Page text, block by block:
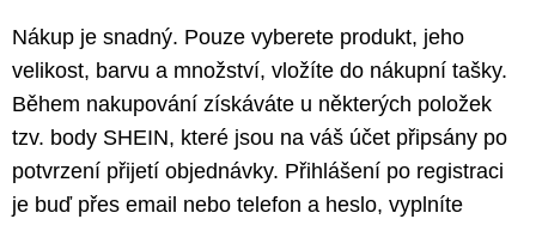
Nákup je snadný. Pouze vyberete produkt, jeho
velikost, barvu a množství, vložíte do nákupní tašky.
Během nakupování získáváte u některých položek
tzv. body SHEIN, které jsou na váš účet připsány po
potvrzení přijetí objednávky. Přihlášení po registraci
je buď přes email nebo telefon a heslo, vyplníte